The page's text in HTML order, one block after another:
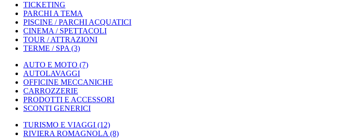
TICKETING
PARCHI A TEMA
PISCINE / PARCHI ACQUATICI
CINEMA / SPETTACOLI
TOUR / ATTRAZIONI
TERME / SPA (3)
AUTO E MOTO (7)
AUTOLAVAGGI
OFFICINE MECCANICHE
CARROZZERIE
PRODOTTI E ACCESSORI
SCONTI GENERICI
TURISMO E VIAGGI (12)
RIVIERA ROMAGNOLA (8)